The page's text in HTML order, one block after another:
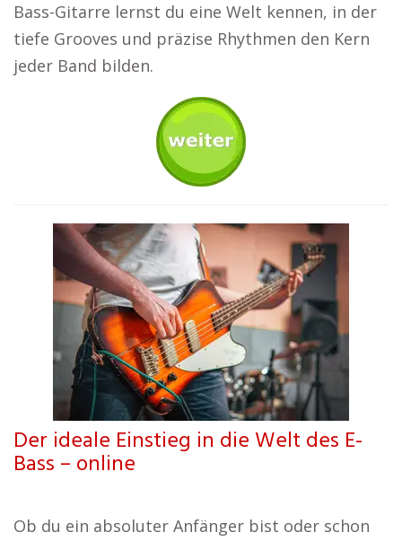
Bass-Gitarre lernst du eine Welt kennen, in der
tiefe Grooves und präzise Rhythmen den Kern
jeder Band bilden.
Der ideale Einstieg in die Welt des E-
Bass – online
Ob du ein absoluter Anfänger bist oder schon